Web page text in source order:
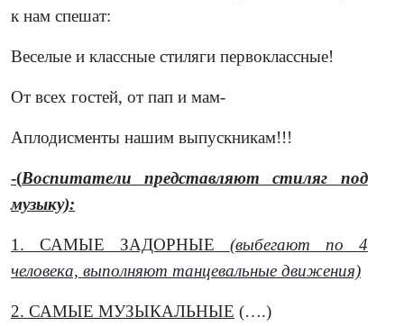
к нам спешат:
Веселые и классные стиляги первоклассные!
От всех гостей, от пап и мам-
Аплодисменты нашим выпускникам!!!
-(Воспитатели представляют стиляг под
музыку):
1. САМЫЕ ЗАДОРНЫЕ (выбегают по 4
человека, выполняют танцевальные движения)
2. САМЫЕ МУЗЫКАЛЬНЫЕ (….)